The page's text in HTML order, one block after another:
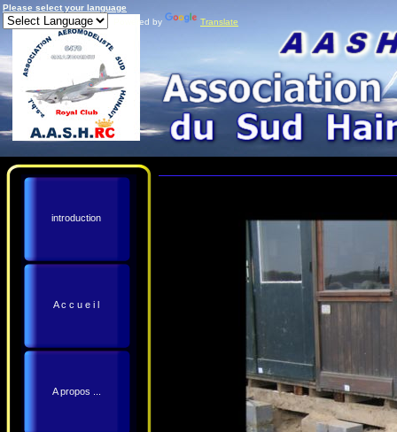
Please select your language
Powered by
Translate
introduction
A c c u e i l
A propos ...